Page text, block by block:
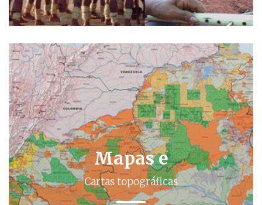
Mapas e
Cartas topográficas